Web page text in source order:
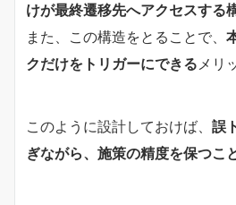
けが最終遷移先へアクセスする
また、この構造をとることで、
クだけをトリガーにできるメリ
このように設計しておけば、 誤
ぎながら、施策の精度を保つこ